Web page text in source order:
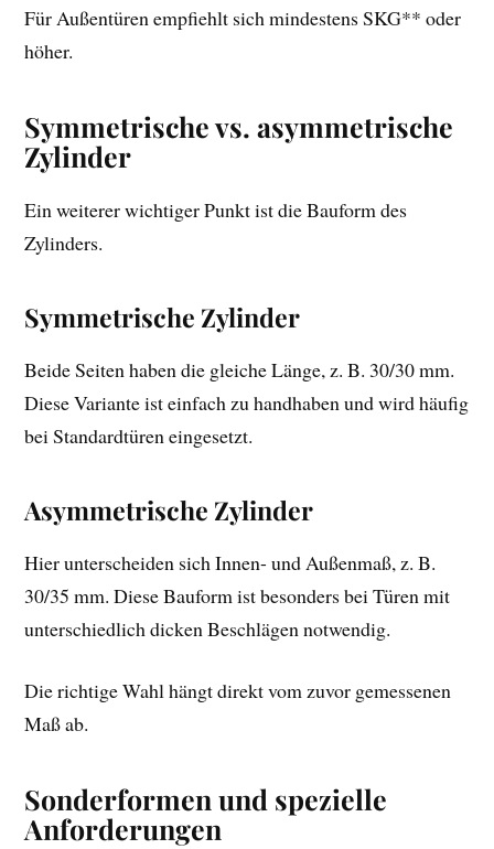
Für Außentüren empfiehlt sich mindestens SKG** oder
höher.
Symmetrische vs. asymmetrische
Zylinder
Ein weiterer wichtiger Punkt ist die Bauform des
Zylinders.
Symmetrische Zylinder
Beide Seiten haben die gleiche Länge, z. B. 30/30 mm.
Diese Variante ist einfach zu handhaben und wird häufig
bei Standardtüren eingesetzt.
Asymmetrische Zylinder
Hier unterscheiden sich Innen- und Außenmaß, z. B.
30/35 mm. Diese Bauform ist besonders bei Türen mit
unterschiedlich dicken Beschlägen notwendig.
Die richtige Wahl hängt direkt vom zuvor gemessenen
Maß ab.
Sonderformen und spezielle
Anforderungen